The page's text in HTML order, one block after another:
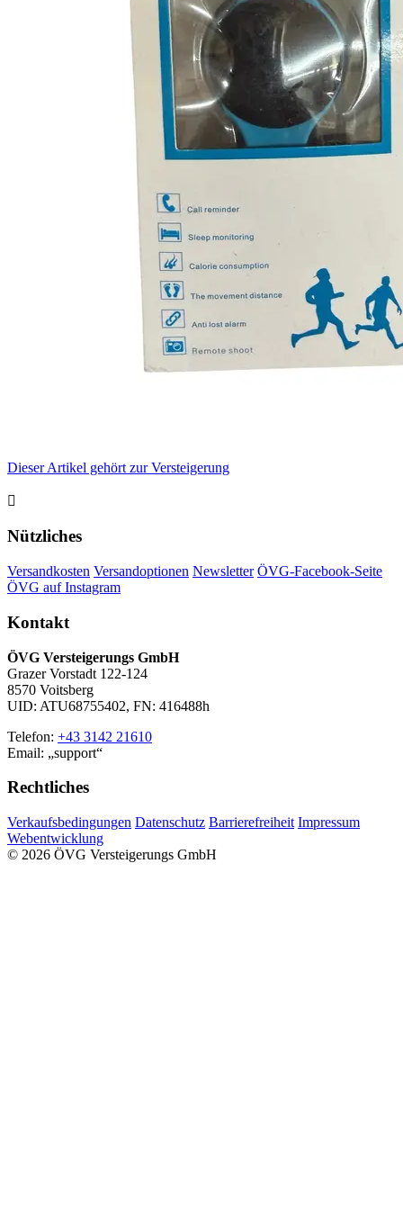
Dieser Artikel gehört zur Versteigerung

Nützliches
Versandkosten Versandoptionen Newsletter ÖVG-Facebook-Seite
ÖVG auf Instagram
Kontakt
ÖVG Versteigerungs GmbH
Grazer Vorstadt 122-124
8570 Voitsberg
UID: ATU68755402, FN: 416488h
Telefon: +43 3142 21610
Email:
support
Rechtliches
Verkaufsbedingungen Datenschutz Barrierefreiheit Impressum
Webentwicklung
© 2026 ÖVG Versteigerungs GmbH